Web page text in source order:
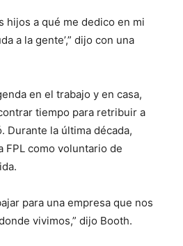
hijos a qué me dedico en mi
a la gente’,” dijo con una
en el trabajo y en casa,
tiempo para retribuir a
Durante la última década,
FPL como voluntario de
para una empresa que nos
vivimos,” dijo Booth.